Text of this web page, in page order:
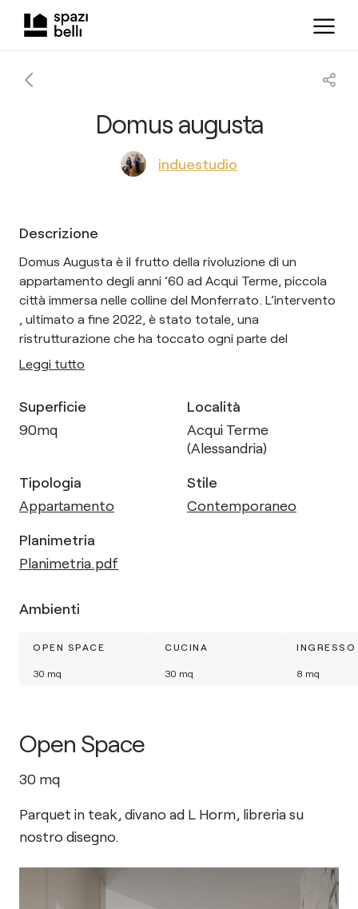
Domus augusta
induestudio
Descrizione
Domus Augusta è il frutto della rivoluzione di un
appartamento degli anni ’60 ad Acqui Terme, piccola
città immersa nelle colline del Monferrato. L’intervento
, ultimato a fine 2022, è stato totale, una
ristrutturazione che ha toccato ogni parte del
Leggi tutto
Superficie
90mq
Località
Acqui Terme
(Alessandria)
Tipologia
Appartamento
Stile
Contemporaneo
Planimetria
Planimetria.pdf
Ambienti
OPEN SPACE
30 mq
CUCINA
30 mq
INGRESSO
8 mq
Open Space
30 mq
Parquet in teak, divano ad L Horm, libreria su
nostro disegno.